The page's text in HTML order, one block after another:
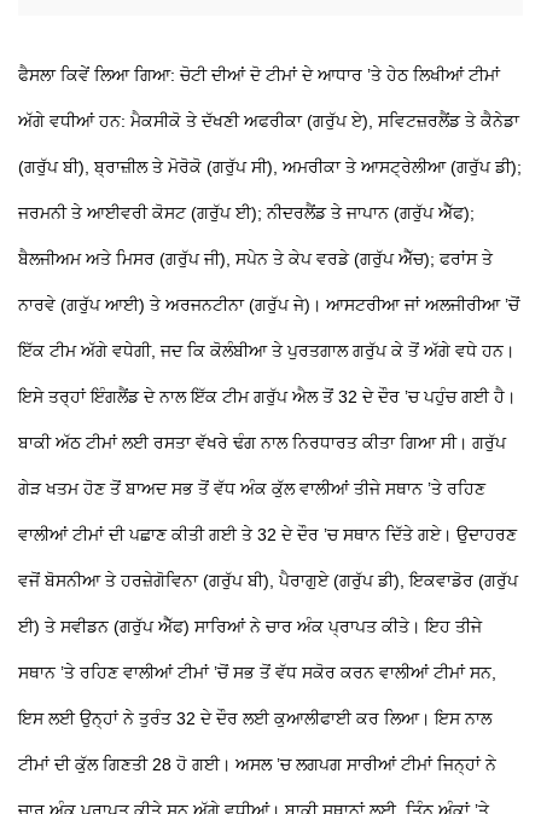
ਫੈਸਲਾ ਕਿਵੇਂ ਲਿਆ ਗਿਆ: ਚੋਟੀ ਦੀਆਂ ਦੋ ਟੀਮਾਂ ਦੇ ਆਧਾਰ ’ਤੇ ਹੇਠ ਲਿਖੀਆਂ ਟੀਮਾਂ
ਅੱਗੇ ਵਧੀਆਂ ਹਨ: ਮੈਕਸੀਕੋ ਤੇ ਦੱਖਣੀ ਅਫਰੀਕਾ (ਗਰੁੱਪ ਏ), ਸਵਿਟਜ਼ਰਲੈਂਡ ਤੇ ਕੈਨੇਡਾ
(ਗਰੁੱਪ ਬੀ), ਬ੍ਰਾਜ਼ੀਲ ਤੇ ਮੋਰੋਕੋ (ਗਰੁੱਪ ਸੀ), ਅਮਰੀਕਾ ਤੇ ਆਸਟ੍ਰੇਲੀਆ (ਗਰੁੱਪ ਡੀ);
ਜਰਮਨੀ ਤੇ ਆਈਵਰੀ ਕੋਸਟ (ਗਰੁੱਪ ਈ); ਨੀਦਰਲੈਂਡ ਤੇ ਜਾਪਾਨ (ਗਰੁੱਪ ਐੱਫ);
ਬੈਲਜੀਅਮ ਅਤੇ ਮਿਸਰ (ਗਰੁੱਪ ਜੀ), ਸਪੇਨ ਤੇ ਕੇਪ ਵਰਡੇ (ਗਰੁੱਪ ਐੱਚ); ਫਰਾਂਸ ਤੇ
ਨਾਰਵੇ (ਗਰੁੱਪ ਆਈ) ਤੇ ਅਰਜਨਟੀਨਾ (ਗਰੁੱਪ ਜੇ)। ਆਸਟਰੀਆ ਜਾਂ ਅਲਜੀਰੀਆ ’ਚੋਂ
ਇੱਕ ਟੀਮ ਅੱਗੇ ਵਧੇਗੀ, ਜਦ ਕਿ ਕੋਲੰਬੀਆ ਤੇ ਪੁਰਤਗਾਲ ਗਰੁੱਪ ਕੇ ਤੋਂ ਅੱਗੇ ਵਧੇ ਹਨ।
ਇਸੇ ਤਰ੍ਹਾਂ ਇੰਗਲੈਂਡ ਦੇ ਨਾਲ ਇੱਕ ਟੀਮ ਗਰੁੱਪ ਐਲ ਤੋਂ 32 ਦੇ ਦੌਰ ’ਚ ਪਹੁੰਚ ਗਈ ਹੈ।
ਬਾਕੀ ਅੱਠ ਟੀਮਾਂ ਲਈ ਰਸਤਾ ਵੱਖਰੇ ਢੰਗ ਨਾਲ ਨਿਰਧਾਰਤ ਕੀਤਾ ਗਿਆ ਸੀ। ਗਰੁੱਪ
ਗੇੜ ਖਤਮ ਹੋਣ ਤੋਂ ਬਾਅਦ ਸਭ ਤੋਂ ਵੱਧ ਅੰਕ ਕੁੱਲ ਵਾਲੀਆਂ ਤੀਜੇ ਸਥਾਨ ’ਤੇ ਰਹਿਣ
ਵਾਲੀਆਂ ਟੀਮਾਂ ਦੀ ਪਛਾਣ ਕੀਤੀ ਗਈ ਤੇ 32 ਦੇ ਦੌਰ ’ਚ ਸਥਾਨ ਦਿੱਤੇ ਗਏ। ਉਦਾਹਰਣ
ਵਜੋਂ ਬੋਸਨੀਆ ਤੇ ਹਰਜ਼ੇਗੋਵਿਨਾ (ਗਰੁੱਪ ਬੀ), ਪੈਰਾਗੁਏ (ਗਰੁੱਪ ਡੀ), ਇਕਵਾਡੋਰ (ਗਰੁੱਪ
ਈ) ਤੇ ਸਵੀਡਨ (ਗਰੁੱਪ ਐੱਫ) ਸਾਰਿਆਂ ਨੇ ਚਾਰ ਅੰਕ ਪ੍ਰਾਪਤ ਕੀਤੇ। ਇਹ ਤੀਜੇ
ਸਥਾਨ ’ਤੇ ਰਹਿਣ ਵਾਲੀਆਂ ਟੀਮਾਂ ’ਚੋਂ ਸਭ ਤੋਂ ਵੱਧ ਸਕੋਰ ਕਰਨ ਵਾਲੀਆਂ ਟੀਮਾਂ ਸਨ,
ਇਸ ਲਈ ਉਨ੍ਹਾਂ ਨੇ ਤੁਰੰਤ 32 ਦੇ ਦੌਰ ਲਈ ਕੁਆਲੀਫਾਈ ਕਰ ਲਿਆ। ਇਸ ਨਾਲ
ਟੀਮਾਂ ਦੀ ਕੁੱਲ ਗਿਣਤੀ 28 ਹੋ ਗਈ। ਅਸਲ ’ਚ ਲਗਪਗ ਸਾਰੀਆਂ ਟੀਮਾਂ ਜਿਨ੍ਹਾਂ ਨੇ